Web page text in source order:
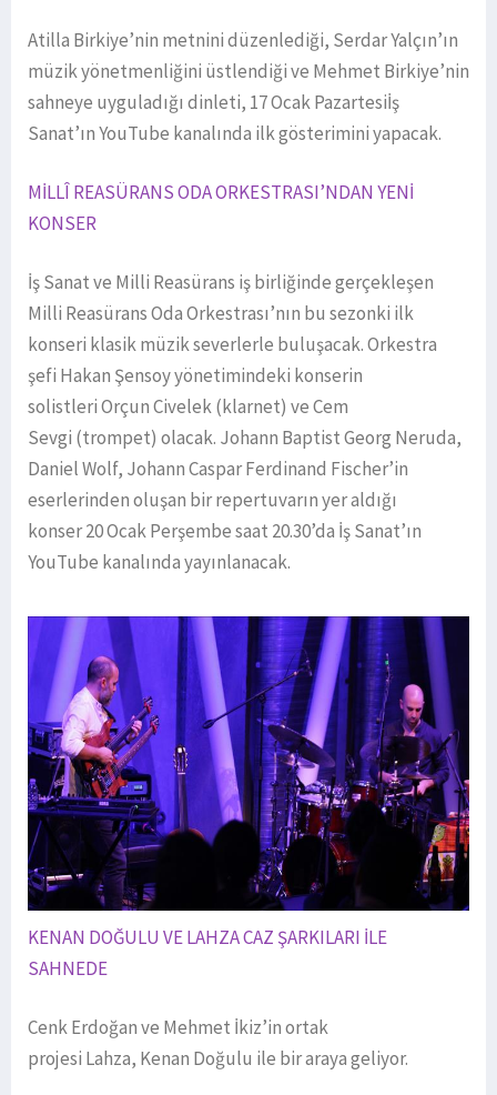
Atilla Birkiye’nin metnini düzenlediği, Serdar Yalçın’ın
müzik yönetmenliğini üstlendiği ve Mehmet Birkiye’nin
sahneye uyguladığı dinleti, 17 Ocak Pazartesiİş
Sanat’ın YouTube kanalında ilk gösterimini yapacak.
MİLLÎ REASÜRANS ODA ORKESTRASI’NDAN YENİ
KONSER
İş Sanat ve Milli Reasürans iş birliğinde gerçekleşen
Milli Reasürans Oda Orkestrası’nın bu sezonki ilk
konseri klasik müzik severlerle buluşacak. Orkestra
şefi Hakan Şensoy yönetimindeki konserin
solistleri Orçun Civelek (klarnet) ve Cem
Sevgi (trompet) olacak. Johann Baptist Georg Neruda,
Daniel Wolf, Johann Caspar Ferdinand Fischer’in
eserlerinden oluşan bir repertuvarın yer aldığı
konser 20 Ocak Perşembe saat 20.30’da İş Sanat’ın
YouTube kanalında yayınlanacak.
KENAN DOĞULU VE LAHZA CAZ ŞARKILARI İLE
SAHNEDE
Cenk Erdoğan ve Mehmet İkiz’in ortak
projesi Lahza, Kenan Doğulu ile bir araya geliyor.